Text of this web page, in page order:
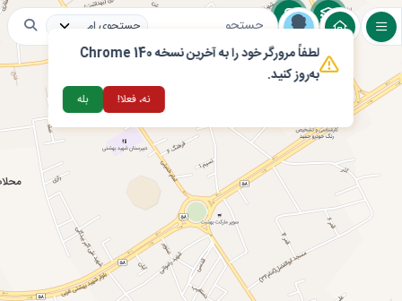
لطفاً مرورگر خود را به آخرین نسخه Chrome 140
به‌روز کنید.
نه، فعلا! بله